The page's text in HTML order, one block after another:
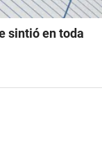
sintió en toda